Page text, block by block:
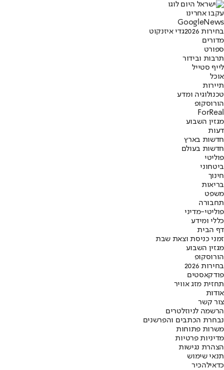
עקבו אחרינו
Googl eNews
בחירות 2026
גדי איזנקוט
מדורים
ספורט
תרבות ובידור
לייף סטייל
אוכל
תיירות
טכנולוגיה ומדע
הורוסקופ
ForReal
מגזין השבוע
דעות
חדשות בארץ
חדשות בעולם
פוליטי
ביטחוני
חינוך
בריאות
משפט
תחבורה
פוליטי-מדיני
כללי ומידע
דף הבית
זמני כניסת וצאת שבת
מגזין השבוע
הורוסקופ
בחירות 2026
פודקאסטים
תחזית מזג אוויר
אודות
צור קשר
הרשמה לניוזלטרים
נבחרת הכתבים והפרשנים
משרות פתוחות
מדיניות פרטיות
הצהרת נגישות
תנאי שימוש
כדאילהכיר